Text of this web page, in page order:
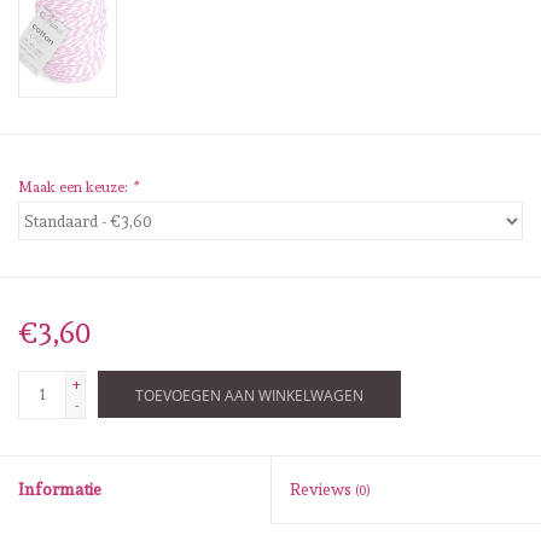
Diversen
Lint
schudmateriaal
Maak een keuze: *
€3,60
+
-
TOEVOEGEN AAN WINKELWAGEN
Informatie Reviews (0)